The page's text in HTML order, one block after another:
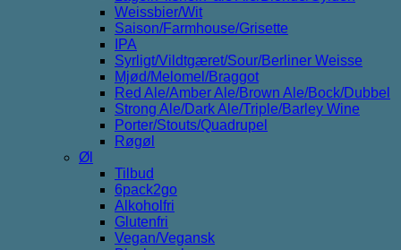
Weissbier/Wit
Saison/Farmhouse/Grisette
IPA
Syrligt/Vildtgæret/Sour/Berliner Weisse
Mjød/Melomel/Braggot
Red Ale/Amber Ale/Brown Ale/Bock/Dubbel
Strong Ale/Dark Ale/Triple/Barley Wine
Porter/Stouts/Quadrupel
Røgøl
Øl
Tilbud
6pack2go
Alkoholfri
Glutenfri
Vegan/Vegansk